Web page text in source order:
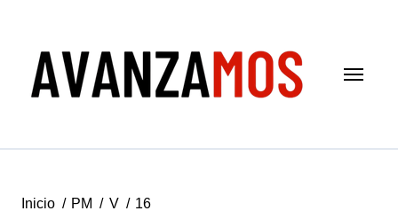
Inicio PM V
16